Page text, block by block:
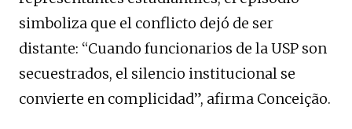
simboliza que el conflicto dejó de ser
distante: “Cuando funcionarios de la USP son
secuestrados, el silencio institucional se
convierte en complicidad”, afirma Conceição.